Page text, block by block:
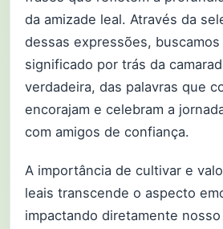
da amizade leal. Através da
dessas expressões,
significado por trás da
verdadeira, das palavras que
encorajam e celebram a
com amigos de confiança.
A importância de cultivar e
leais transcende o aspecto
impactando diretamente